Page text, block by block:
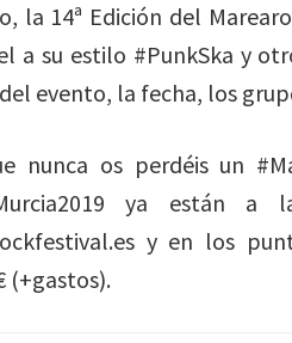
la 14ª Edición del
a su estilo #PunkSka y
evento, la fecha, los
nunca os perdéis un
ya
y en los
(+gastos).